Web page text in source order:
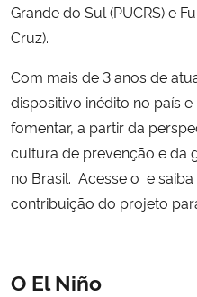
Secretaria-Geral
Gabinete de Segurança Institucional
Advocacia-Geral da União
Banco Central do Brasil
Grande do Sul (PUCRS) e
Cruz).
Com mais de 3 anos de
dispositivo inédito no país
fomentar, a partir da
cultura de prevenção e da
no Brasil. Acesse o e
contribuição do projeto
O El Niño